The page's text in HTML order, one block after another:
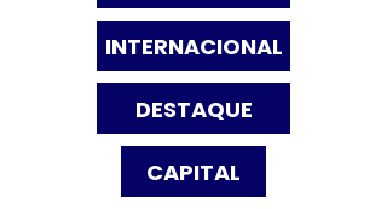
INTERNACIONAL
DESTAQUE
CAPITAL